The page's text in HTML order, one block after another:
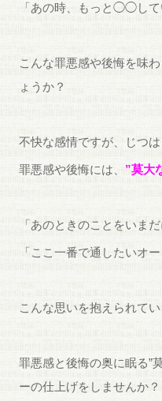
「あの時、もっと◯◯して
こんな罪悪感や後悔を味
ょうか？
不快な感情ですが、じつは
罪悪感や後悔には、 ”莫大
「あのときのことをいま
「ここ一番で通したいオ
こんな思いを抱えられて
罪悪感と後悔の奥に眠る”
ーの仕上げをしませんか？